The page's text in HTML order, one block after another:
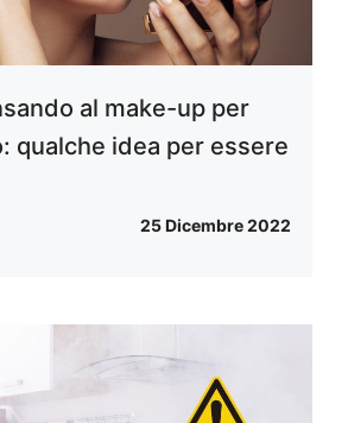
al make-up per
qualche idea per essere
25 Dicembre 2022